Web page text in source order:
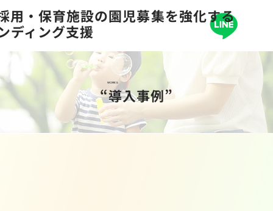
用・保育施設の園児募集を強化する
ディング支援
WORKS
“導入事例”